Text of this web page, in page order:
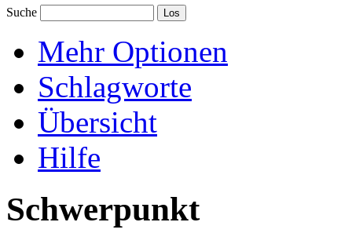
Suche
Mehr Optionen
Schlagworte
Übersicht
Hilfe
Schwerpunkt